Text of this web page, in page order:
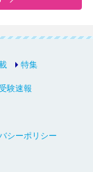
特集
験速報
シーポリシー